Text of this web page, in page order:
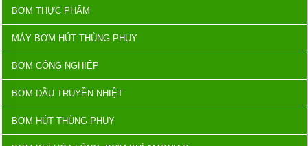
BƠM THỰC PHẨM
MÁY BƠM HÚT THÙNG PHUY
BƠM CÔNG NGHIỆP
BƠM DẦU TRUYỀN NHIỆT
BƠM HÚT THÙNG PHUY